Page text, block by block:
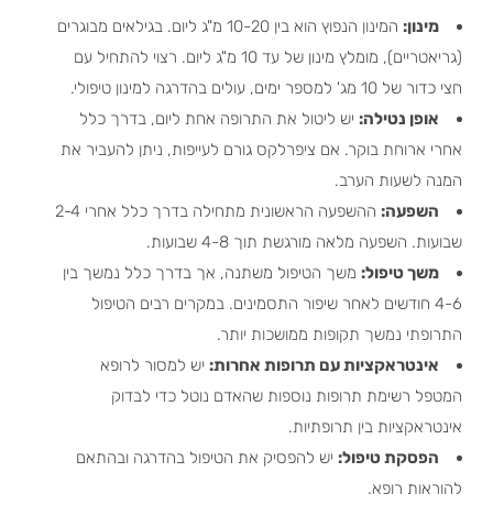
מינון:
המינון הנפוץ הוא בין 10-20 מ"ג ליום. בגילאים מבוגרים
(גריאטריים), מומלץ מינון של עד 10 מ"ג ליום. רצוי להתחיל עם
חצי כדור של 10 מג' למספר ימים, עולים בהדרגה למינון טיפולי.
אופן נטילה:יש ליטול את התרופה אחת ליום, בדרך כלל
אחרי ארוחת בוקר. אם ציפרלקס גורם לעייפות, ניתן להעביר את
המנה לשעות הערב.
השפעה:
ההשפעה הראשונית מתחילה בדרך כלל אחרי 2-4
שבועות. השפעה מלאה מורגשת תוך 4-8 שבועות.
משך טיפול:משך הטיפול משתנה, אך בדרך כלל נמשך בין
4-6 חודשים לאחר שיפור התסמינים. במקרים רבים הטיפול
התרופתי נמשך תקופות ממושכות יותר.
אינטראקציות עם תרופות אחרות:יש למסור לרופא
המטפל רשימת תרופות נוספות שהאדם נוטל כדי לבדוק
אינטראקציות בין תרופתיות.
הפסקת טיפול:יש להפסיק את הטיפול בהדרגה ובהתאם
להוראות רופא.